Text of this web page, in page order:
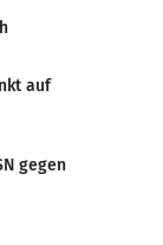
auf
gegen